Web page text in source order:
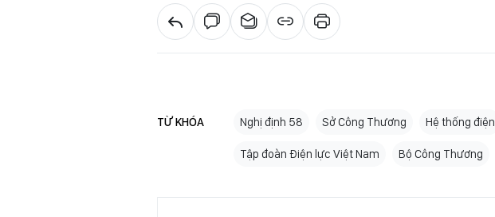
TỪ KHÓA Nghị định 58 Sở Công Thương Hệ thống điện
Tập đoàn Điện lực Việt Nam Bộ Công Thương